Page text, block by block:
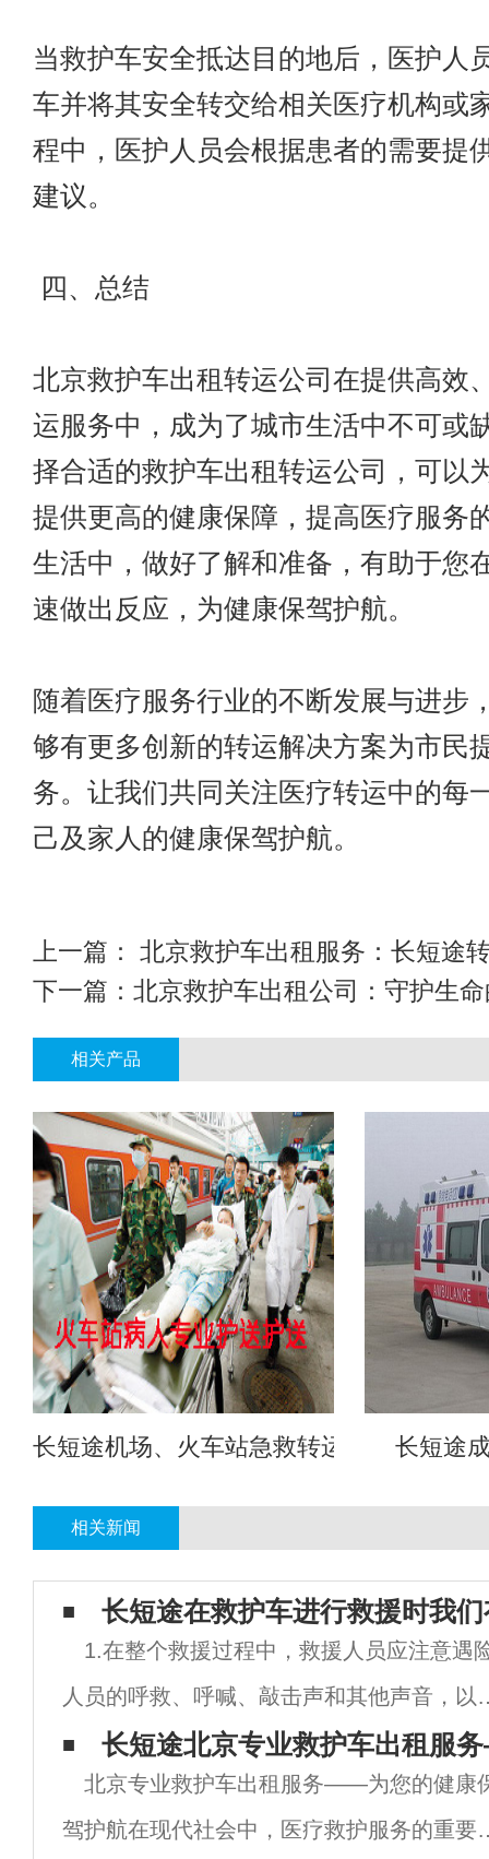
当救护车安全抵达目的地后，医护人
车并将其安全转交给相关医疗机构或
程中，医护人员会根据患者的需要提
建议。
四、总结
北京救护车出租转运公司在提供高效
运服务中，成为了城市生活中不可或
择合适的救护车出租转运公司，可以
提供更高的健康保障，提高医疗服务
生活中，做好了解和准备，有助于您
速做出反应，为健康保驾护航。
随着医疗服务行业的不断发展与进步
够有更多创新的转运解决方案为市民
务。让我们共同关注医疗转运中的每
己及家人的健康保驾护航。
上一篇：
北京救护车出租服务：长短途
下一篇： 北京救护车出租公司：守护生
相关产品
长短途机场、火车站急救转运 长短途
相关新闻
长短途在救护车进行救援时我
1.在整个救援过程中，救援人员应注意遇
人员的呼救、呼喊、敲击声和其他声音，以
定被救援者的具体位置，并采取救援行动。
事件现场会阻止搜索活动的开始。为了提高
索的敏感度和精确度，必须让搜寻地点保持
长短途北京专业救护车出租服
北京专业救护车出租服务——为您的健康
驾护航在现代社会中，医疗救护服务的重要